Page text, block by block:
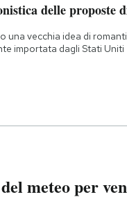
delle proposte
una vecchia idea di
importata dagli Stati Uniti
meteo per